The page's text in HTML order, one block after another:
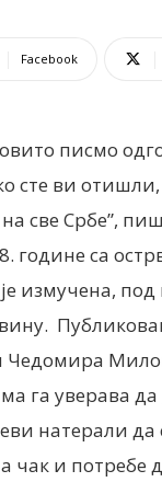
Facebook
писмо
сте ви
све Србе”,
године са
измучена,
Чедомира
га уверава да
натерали
и потребе